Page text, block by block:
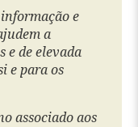
e
a
e de elevada
e para os
associado aos